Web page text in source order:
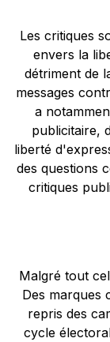
Les critiques
envers la
détriment de
messages
a
publicitaire,
liberté
des questions
critiques
Malgré tout
Des marques
repris des
cycle